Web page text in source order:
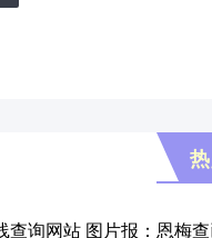
查询网站 图片报：恩梅